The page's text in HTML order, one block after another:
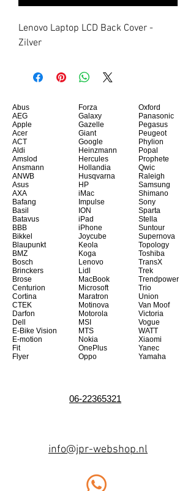
Lenovo Laptop LCD Back Cover -
Zilver
Abus
AEG
Apple
Acer
ACT
Aldi
Amslod
Ansmann
ANWB
Asus
AXA
Bafang
Basil
Batavus
BBB
Bikkel
Blaupunkt
BMZ
Bosch
Brinckers
Brose
Centurion
Cortina
CTEK
Darfon
Dell
E-Bike Vision
E-motion
Fit
Flyer
Forza
Galaxy
Gazelle
Giant
Google
Heinzmann
Hercules
Hollandia
Husqvarna
HP
iMac
Impulse
ION
iPad
iPhone
Joycube
Keola
Koga
Lenovo
Lidl
MacBook
Microsoft
Maratron
Motinova
Motorola
MSI
MTS
Nokia
OnePlus
Oppo
Oxford
Panasonic
Pegasus
Peugeot
Phylion
Popal
Prophete
Qwic
Raleigh
Samsung
Shimano
Sony
Sparta
Stella
Suntour
Supernova
Topology
Toshiba
TransX
Trek
Trendpower
Trio
Union
Van Moof
Victoria
Vogue
WATT
Xiaomi
Yanec
Yamaha
06-22365321
info@jpr-webshop.nl